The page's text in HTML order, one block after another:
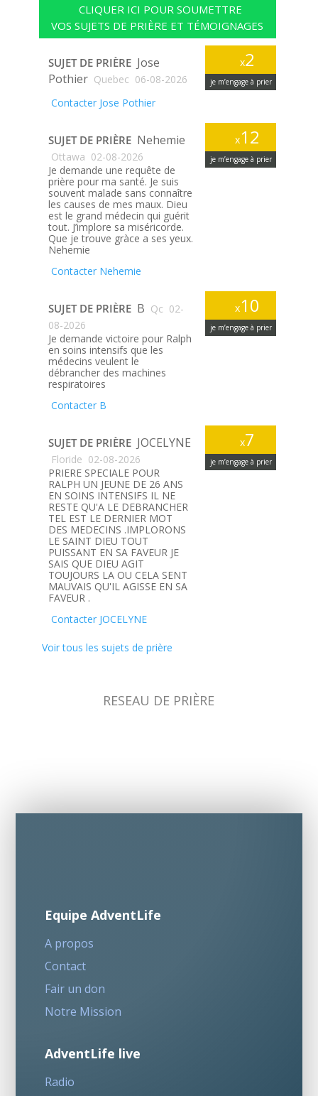
CLIQUER ICI POUR SOUMETTRE
VOS SUJETS DE PRIÈRE ET TÉMOIGNAGES
x2
je m’engage à prier
SUJET DE PRIÈRE Jose
Pothier Quebec 06-08-2026
Contacter Jose Pothier
x12
je m’engage à prier
SUJET DE PRIÈRE Nehemie
Ottawa 02-08-2026
Je demande une requête de
prière pour ma santé. Je suis
souvent malade sans connaître
les causes de mes maux. Dieu
est le grand médecin qui guérit
tout. J’implore sa miséricorde.
Que je trouve gràce a ses yeux.
Nehemie
Contacter Nehemie
x10
je m’engage à prier
SUJET DE PRIÈRE B Qc 02-
08-2026
Je demande victoire pour Ralph
en soins intensifs que les
médecins veulent le
débrancher des machines
respiratoires
Contacter B
x7
je m’engage à prier
SUJET DE PRIÈRE JOCELYNE
Floride 02-08-2026
PRIERE SPECIALE POUR
RALPH UN JEUNE DE 26 ANS
EN SOINS INTENSIFS IL NE
RESTE QU'A LE DEBRANCHER
TEL EST LE DERNIER MOT
DES MEDECINS .IMPLORONS
LE SAINT DIEU TOUT
PUISSANT EN SA FAVEUR JE
SAIS QUE DIEU AGIT
TOUJOURS LA OU CELA SENT
MAUVAIS QU'IL AGISSE EN SA
FAVEUR .
Contacter JOCELYNE
Voir tous les sujets de prière
RESEAU DE PRIÈRE
Equipe AdventLife
A propos
Contact
Fair un don
Notre Mission
AdventLife live
Radio